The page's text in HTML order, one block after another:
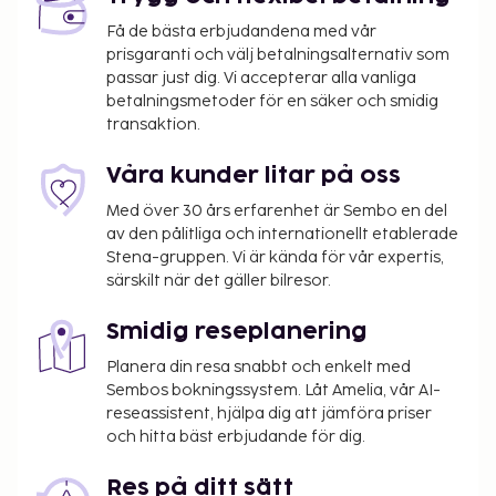
runt). Parkering (avgift tillkommer) erbjuds på plats.
Koppla av på deras fullständiga spa, där du kan
njuta av kroppsbehandlingar och
ansiktsbehandlingar. Här har du bland annat tillgång
till utomhuspool, inomhuspool och bubbelpool.
avgift och en spelhall. Ta dig en bit mat på Versátil,
en av de 2 restauranger detta lägenhetshotell
ståtar med, eller stanna på rummet och nyttja dess
rumsservice (under begränsade tider). Mindre
måltider finns även på deras kafé. Koppla av med
barer/lounger. Här erbjuds en gratis frukostbuffé
dagligen mellan 08.00 och 10.30.
Du kommer att ombes att betala följande avgifter
på boendet – avgifterna kan inkludera tillämpliga
En stadsskatt tas ut av staden och betalas på
Få de bästa erbjudandena med vår
prisgaranti och välj betalningsalternativ som
passar just dig. Vi accepterar alla vanliga
betalningsmetoder för en säker och smidig
transaktion.
Våra kunder litar på oss
Med över 30 års erfarenhet är Sembo en del
av den pålitliga och internationellt etablerade
Stena-gruppen. Vi är kända för vår expertis,
särskilt när det gäller bilresor.
Smidig reseplanering
Planera din resa snabbt och enkelt med
Sembos bokningssystem. Låt Amelia, vår AI-
reseassistent, hjälpa dig att jämföra priser
och hitta bäst erbjudande för dig.
Res på ditt sätt